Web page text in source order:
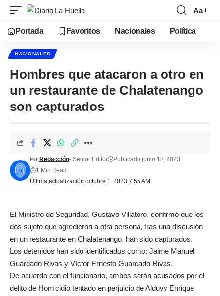
Aa
Portada Favoritos Nacionales Política
NACIONALES
Hombres que atacaron a otro en
un restaurante de Chalatenango
son capturados
Última actualización octubre 1, 2023 7:55 AM
PorRedacción- Senior Editor
Publicado junio 18, 2023
1 Min Read
El Ministro de Seguridad, Gustavo Villatoro, confirmó que los
dos sujeto que agredieron a otra persona, tras una discusión
en un restaurante en Chalatenango, han sido capturados.
Los detenidos han sido identificados como: Jaime Manuel
Guardado Rivas y Víctor Ernesto Guardado Rivas.
De acuerdo con el funcionario, ambos serán acusados por el
delito de Homicidio tentado en perjuicio de Alduvy Enrique